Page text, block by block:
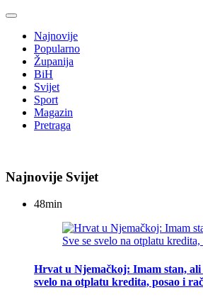
Najnovije
Popularno
Županija
BiH
Svijet
Sport
Magazin
Pretraga
Najnovije Svijet
48min
Hrvat u Njemačkoj: Imam stan, ali
svelo na otplatu kredita, posao i